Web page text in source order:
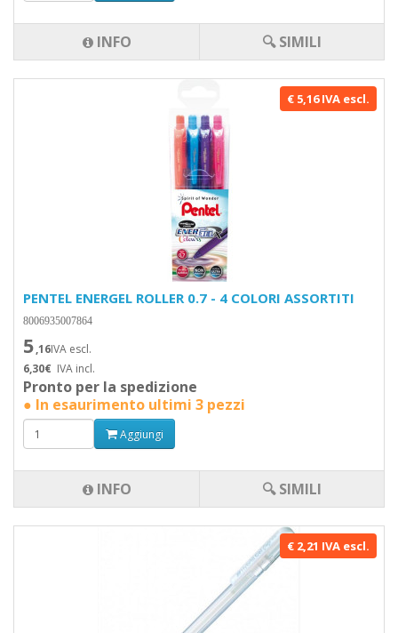
INFO 🔍 SIMILI
€ 5,16 IVA escl.
PENTEL ENERGEL ROLLER 0.7 - 4 COLORI ASSORTITI
8006935007864
5,16IVA escl.
6,30€ IVA incl.
Pronto per la spedizione
● In esaurimento ultimi 3 pezzi
Aggiungi
INFO 🔍 SIMILI
€ 2,21 IVA escl.